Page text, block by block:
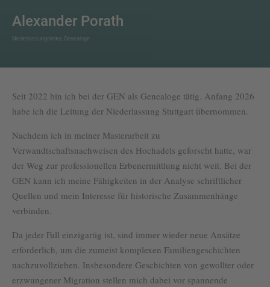
Alexander Porath
Niederlassungsleiter, Genealoge
Seit 2022 bin ich bei der GEN als Genealoge tätig. Anfang 2026
habe ich die Leitung der Niederlassung Stuttgart übernommen.
Nachdem ich in meiner Masterarbeit zu
Verwandtschaftsnachweisen des Hochadels geforscht hatte, war
der Weg zur professionellen Erbenermittlung nicht weit. Bei der
GEN kann ich meine Fähigkeiten in der Analyse schriftlicher
Quellen und mein Interesse für historische Zusammenhänge
verbinden.
Da jeder Fall einzigartig ist, sind immer wieder neue Ansätze
erforderlich, um die zumeist komplexen Familiengeschichten
nachzuvollziehen. Insbesondere Geschichten von gewollter oder
erzwungener Migration stellen mich dabei vor spannende